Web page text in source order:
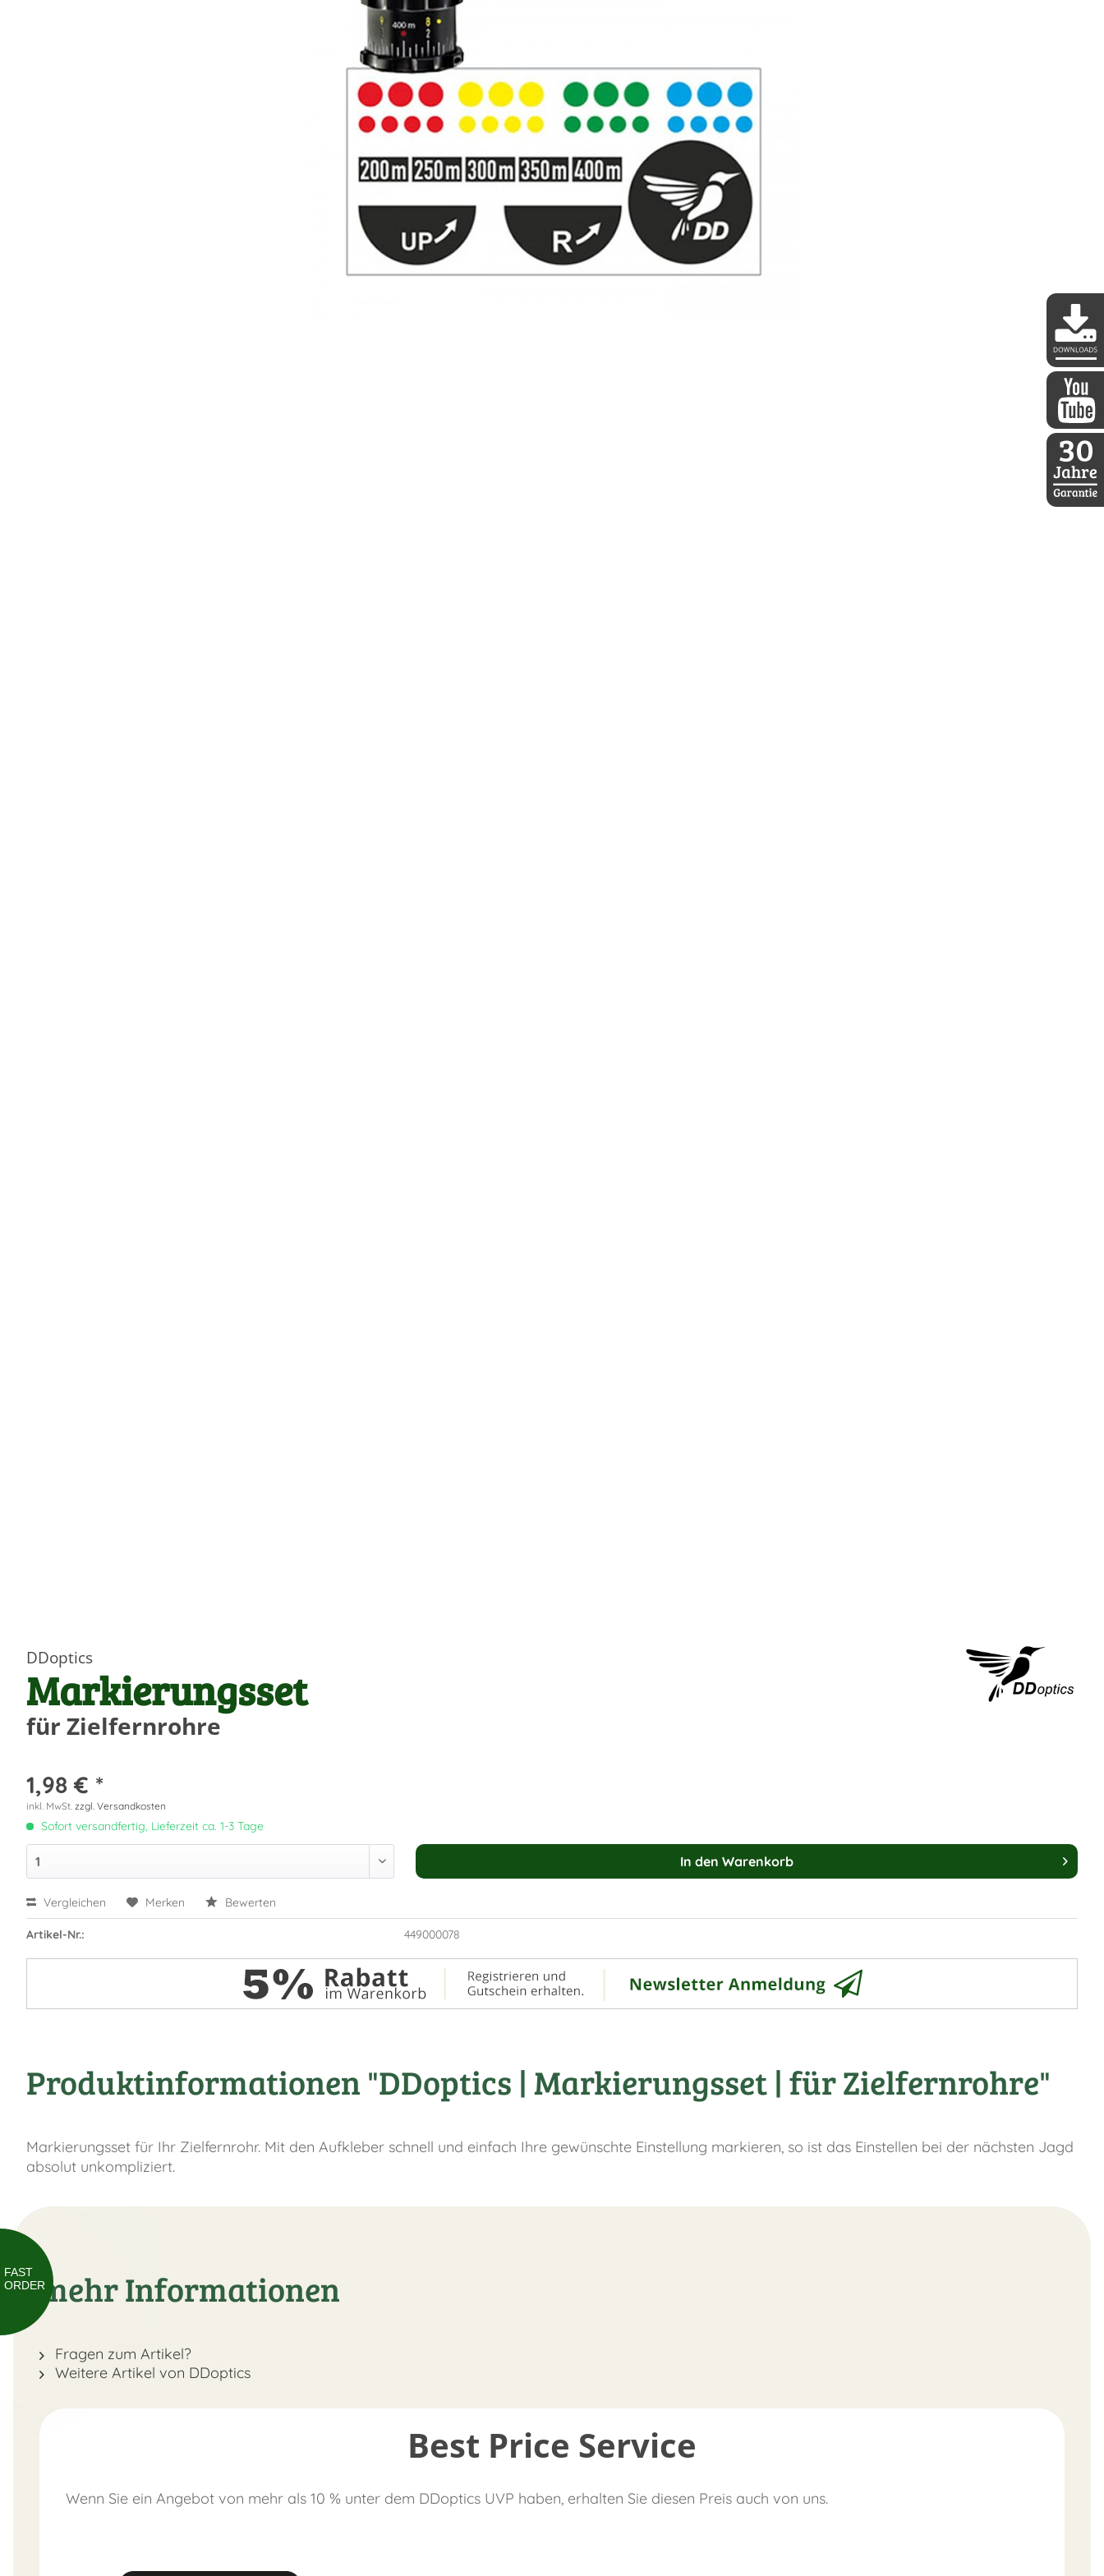
FAST
ORDER
DDoptics
Markierungsset
für Zielfernrohre
1,98 € *
inkl. MwSt. zzgl. Versandkosten
Sofort versandfertig, Lieferzeit ca. 1-3 Tage
In den Warenkorb
Vergleichen Merken Bewerten
Artikel-Nr.: 449000078
Produktinformationen "DDoptics | Markierungsset | für Zielfernrohre"
Markierungsset für Ihr Zielfernrohr. Mit den Aufkleber schnell und einfach Ihre gewünschte Einstellung markieren, so ist das Einstellen bei der nächsten Jagd
absolut unkompliziert.
mehr Informationen
Fragen zum Artikel?
Weitere Artikel von DDoptics
Best Price Service
Wenn Sie ein Angebot von mehr als 10 % unter dem DDoptics UVP haben, erhalten Sie diesen Preis auch von uns.
DDoptics
DDoptics